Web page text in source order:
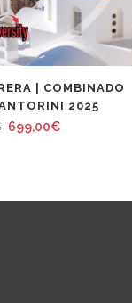
| COMBINADO
2025
El
699,00€El